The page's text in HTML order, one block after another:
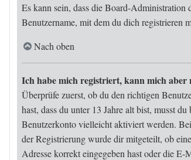
Es kann sein, dass die Board-Administration
Benutzername, mit dem du dich registrieren
Nach oben
Ich habe mich registriert, kann mich aber
Überprüfe zuerst, ob du den richtigen
hast, dass du unter 13 Jahre alt bist, musst
Benutzerkonto vielleicht aktiviert werden.
der Registrierung wurde dir mitgeteilt, ob
Adresse korrekt eingegeben hast oder die